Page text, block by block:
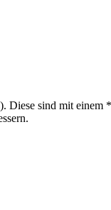
Diese sind mit